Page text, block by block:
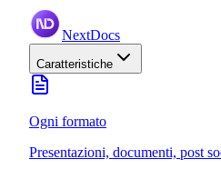
NextDocs
Caratteristiche
Ogni formato
Presentazioni, documenti, post